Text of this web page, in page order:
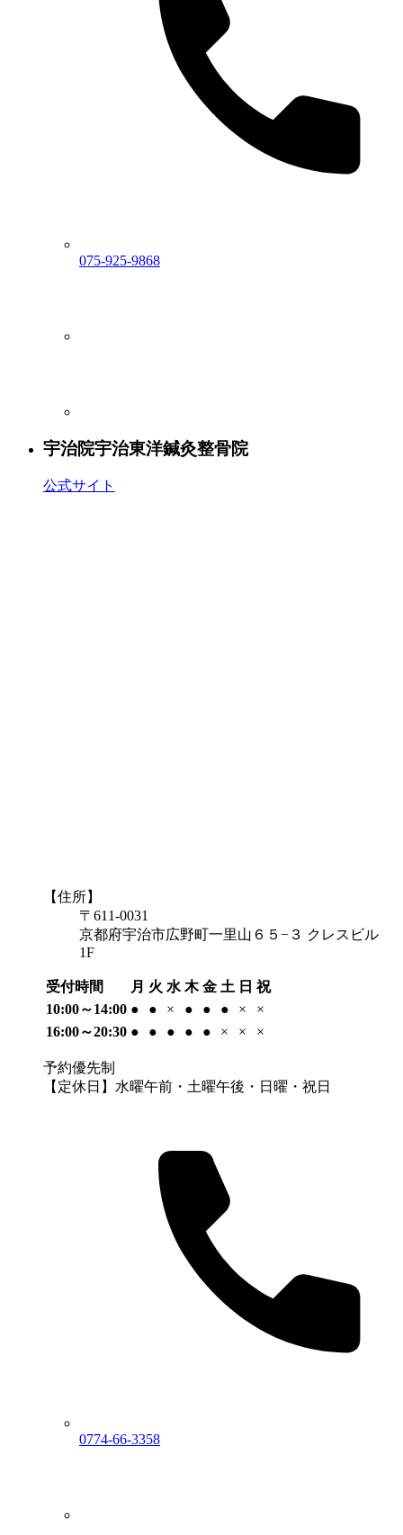
075-925-9868
宇治院宇治東洋鍼灸整骨院
公式サイト
【住所】
〒611-0031
京都府宇治市広野町一里山６５−３ クレスビル
1F
受付時間 月 火 水 木 金 土 日 祝
10:00～14:00 ● ● × ● ● ● ×
×
16:00～20:30 ● ● ● ● ● × × ×
予約優先制
【定休日】水曜午前・土曜午後・日曜・祝日
0774-66-3358